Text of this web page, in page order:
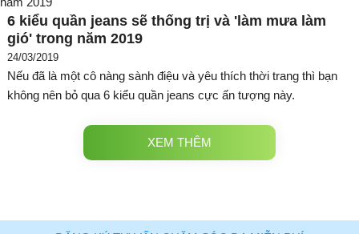
6 kiểu quần jeans sẽ thống trị và 'làm mưa làm
gió' trong năm 2019
24/03/2019
Nếu đã là một cô nàng sành điệu và yêu thích thời trang thì bạn
không nên bỏ qua 6 kiểu quần jeans cực ấn tượng này.
XEM THÊM